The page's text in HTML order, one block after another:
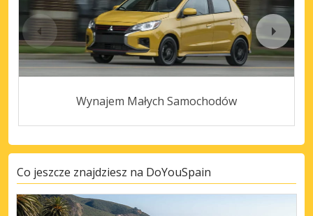
Wynajem Małych Samochodów
Co jeszcze znajdziesz na DoYouSpain